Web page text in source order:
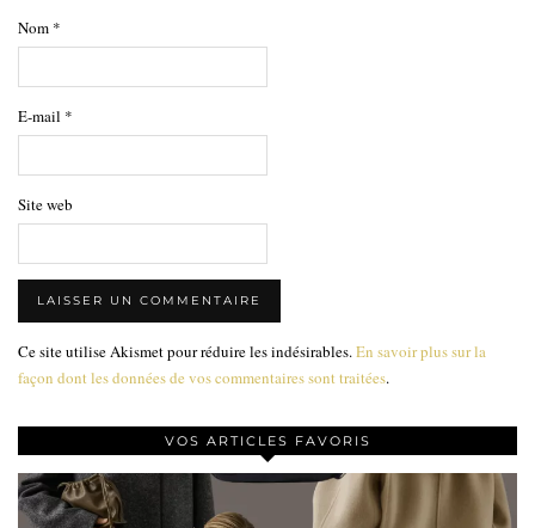
Nom *
E-mail *
Site web
Ce site utilise Akismet pour réduire les indésirables. En savoir plus sur la
façon dont les données de vos commentaires sont traitées.
VOS ARTICLES FAVORIS